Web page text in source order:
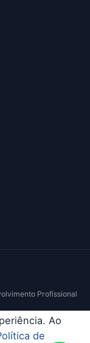
Profissional
Ao
de